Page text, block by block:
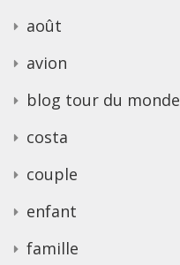
août
avion
blog tour du monde
costa
couple
enfant
famille